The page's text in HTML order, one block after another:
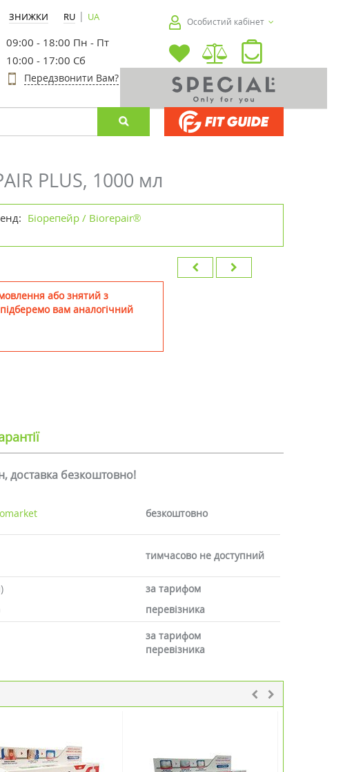
ЗНИЖКИ RU | UA
09:00 - 18:00 Пн - Пт
10:00 - 17:00 Сб
Передзвонити Вам?
Особистий кабінет
PLUS, 1000 мл
Біорепейр / Biorepair®
або знятий з
вам аналогічний
доставка безкоштовно!
безкоштовно
тимчасово не доступний
за тарифом
перевізника
за тарифом
перевізника